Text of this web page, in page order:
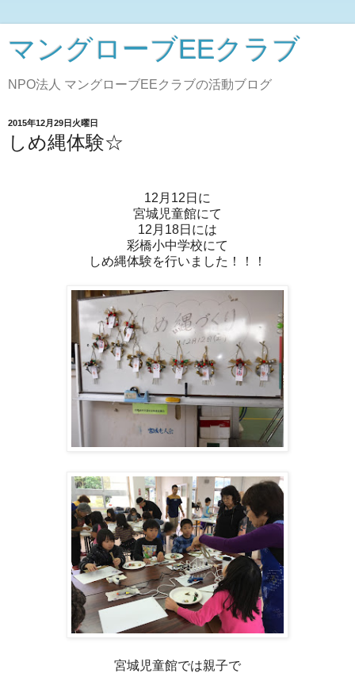
マングローブEEクラブ
NPO法人 マングローブEEクラブの活動ブログ
2015年12月29日火曜日
しめ縄体験☆
12月12日に
宮城児童館にて
12月18日には
彩橋小中学校にて
しめ縄体験を行いました！！！
宮城児童館では親子で